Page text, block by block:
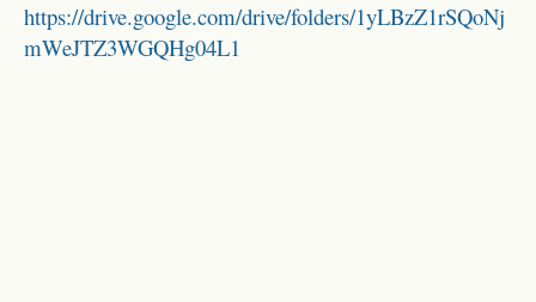
https://drive.google.com/drive/folders/1yLBzZ1rSQoNj
mWeJTZ3WGQHg04L1